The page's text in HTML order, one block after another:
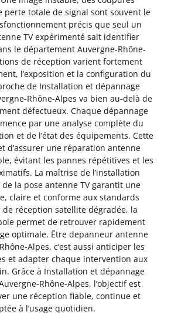
perte totale de signal sont souvent le
précis que seul un
TV expérimenté sait identifier
le département Auvergne-Rhône-
de réception varient fortement
l’exposition et la configuration du
de Installation et dépannage
Rhône-Alpes va bien au-delà de
défectueux. Chaque dépannage
par une analyse complète du
et de l’état des équipements. Cette
d’assurer une réparation antenne
évitant les pannes répétitives et les
La maîtrise de l’installation
la pose antenne TV garantit une
claire et conforme aux standards
de réception satellite dégradée, la
permet de retrouver rapidement
optimale. Être depanneur antenne
Alpes, c’est aussi anticiper les
et adapter chaque intervention aux
Grâce à Installation et dépannage
Rhône-Alpes, l’objectif est
une réception fiable, continue et
à l’usage quotidien.